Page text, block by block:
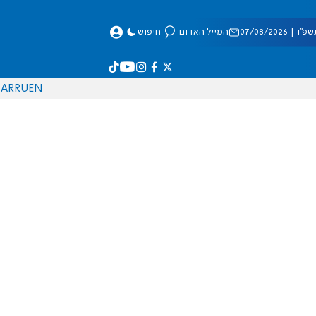
08/2026 המייל האדום חיפוש
EN
RU
AR